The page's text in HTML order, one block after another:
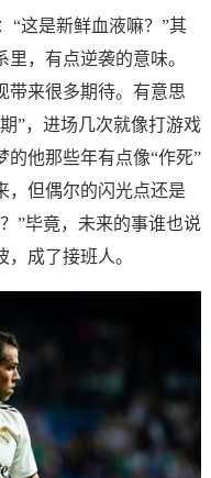
“这是新鲜血液嘛？”其
，有点逆袭的意味。
带来很多期待。有意思
”，进场几次就像打游戏
他那些年有点像“作死”
但偶尔的闪光点还是
”毕竟，未来的事谁也说
成了接班人。